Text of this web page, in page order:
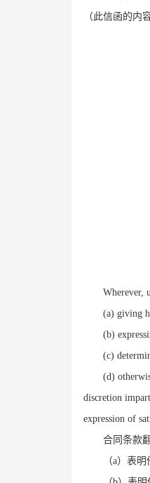
（此信函的内
Wherever,
(a) giving
(b)
(c)
(d)
discretion
expression of
合同条款
（a）表明